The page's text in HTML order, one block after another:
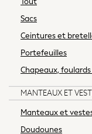
Bras
Knickers
Socks &
Dressing
Sacs
Ceintures et
Portefeuilles
Chapeaux,
MANTEAUX ET
Manteaux et
Doudounes